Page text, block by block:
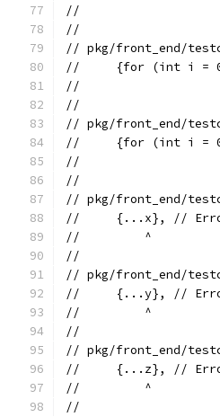
//
//
// pkg/front_end/
//     {for (int i =
//
//
// pkg/front_end/
//     {for (int i =
//
//
// pkg/front_end/
//     {...x}, //
//         ^
//
// pkg/front_end/
//     {...y}, //
//         ^
//
// pkg/front_end/
//     {...z}, //
//         ^
//